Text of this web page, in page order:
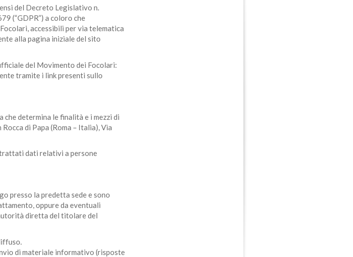
del Decreto Legislativo n.
(“GDPR”) a coloro che
accessibili per via telematica
alla pagina iniziale del sito
del Movimento dei Focolari:
tramite i link presenti sullo
determina le finalità e i mezzi di
di Papa (Roma – Italia), Via
dati relativi a persone
presso la predetta sede e sono
oppure da eventuali
diretta del titolare del
di materiale informativo (risposte